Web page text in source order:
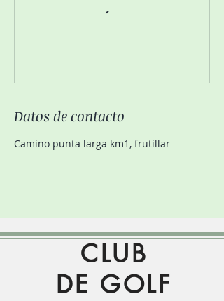
Datos de contacto
Camino punta larga km1, frutillar
CLUB
DE GOLF